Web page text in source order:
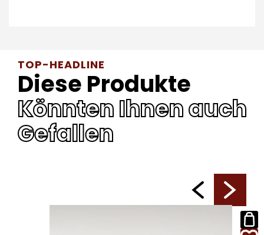
TOP-HEADLINE
Diese Produkte
Könnten Ihnen auch
Gefallen